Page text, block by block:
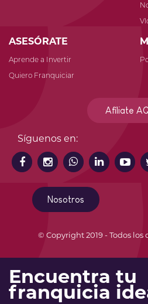
ASESÓRATE
Aprende a Invertir
Quiero Franquiciar
Afíliate
Síguenos en:
Nosotros
© Copyright 2019 - Todos los
Encuentra tu
franquicia